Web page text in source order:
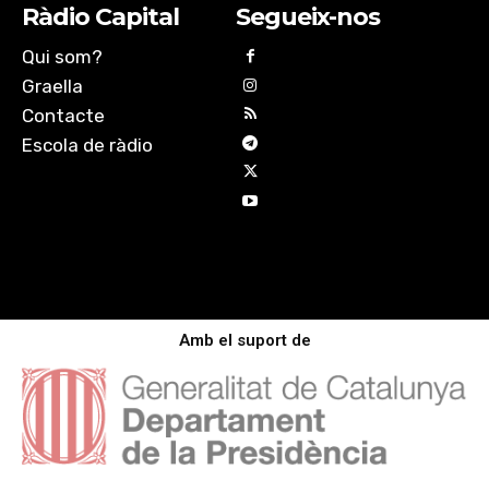
Ràdio Capital
Qui som?
Graella
Contacte
Escola de ràdio
Segueix-nos
Amb el suport de